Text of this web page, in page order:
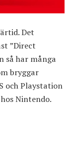
Det
”Direct
så har många
bryggar
och Playstation
Nintendo.